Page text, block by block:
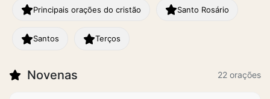
Principais orações do cristão Santo Rosário
Santos Terços
Novenas 22 orações